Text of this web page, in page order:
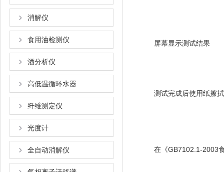
消解仪
食用油检测仪
酒分析仪
高低温循环水器
纤维测定仪
光度计
全自动消解仪
屏幕显示测试结果
测试完成后使用纸擦拭
在《GB7102.1-2003食